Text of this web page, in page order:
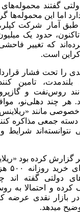
گفتند محموله‌های
دارد اما این
آمار شرکت کپلر،
حدود یک
که تغییر
است.
را تحت فشار
بلندمدت، تامین
روس‌نفت و
هر چند دهلی‌نو،
خصوصی مانند
جمعی مذاکره
نتوانسته‌اند شرایط
ساله
دولتی گفته اند
کرده و احتمالا به
بازار نقدی عرضه
میدهد.